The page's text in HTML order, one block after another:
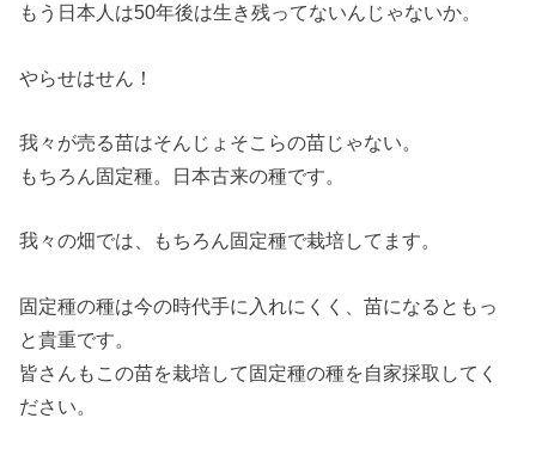
もう日本人は50年後は生き残ってないんじゃないか。
やらせはせん！
我々が売る苗はそんじょそこらの苗じゃない。
もちろん固定種。日本古来の種です。
我々の畑では、もちろん固定種で栽培してます。
固定種の種は今の時代手に入れにくく、苗になるともっ
と貴重です。
皆さんもこの苗を栽培して固定種の種を自家採取してく
ださい。